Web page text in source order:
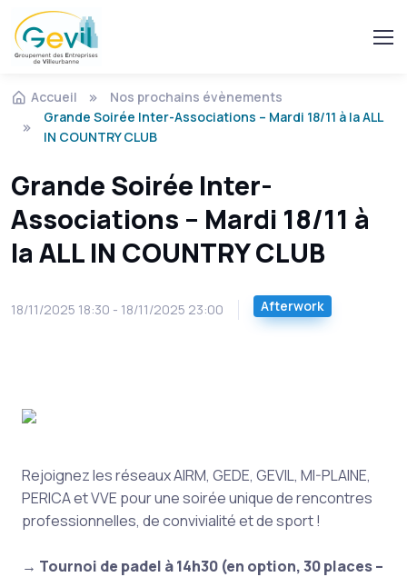
Accueil
Nos prochains évènements
Grande Soirée Inter-Associations – Mardi 18/11 à la ALL
IN COUNTRY CLUB
Grande Soirée Inter-
Associations – Mardi 18/11 à
la ALL IN COUNTRY CLUB
18/11/2025 18:30 - 18/11/2025 23:00 Afterwork
Rejoignez les réseaux AIRM, GEDE, GEVIL, MI-PLAINE,
PERICA et VVE pour une soirée unique de rencontres
professionnelles, de convivialité et de sport !
→ Tournoi de padel à 14h30 (en option, 30 places –